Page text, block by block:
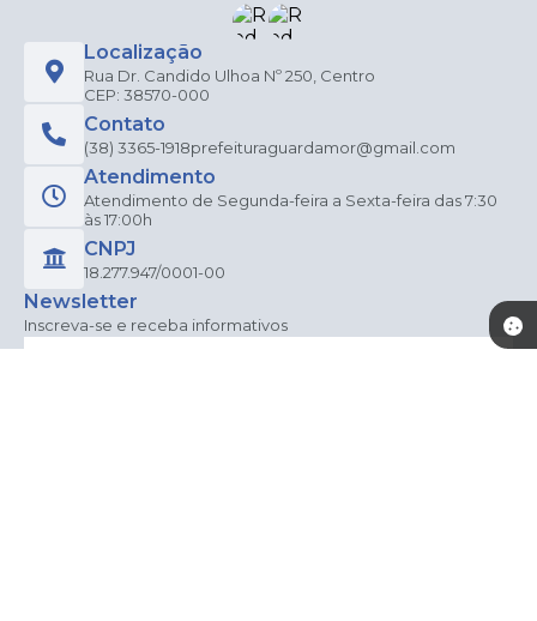
Localização
Rua Dr. Candido Ulhoa Nº 250, Centro
CEP: 38570-000
Contato
(38) 3365-1918prefeituraguardamor@gmail.com
Atendimento
Atendimento de Segunda-feira a Sexta-feira das 7:30
às 17:00h
CNPJ
18.277.947/0001-00
Newsletter
Inscreva-se e receba informativos